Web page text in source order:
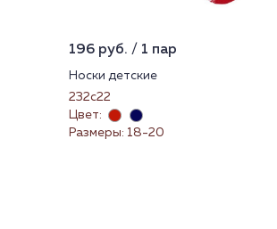
196 руб. / 1 пар
Носки детские
232с22
Цвет:
Размеры: 18-20